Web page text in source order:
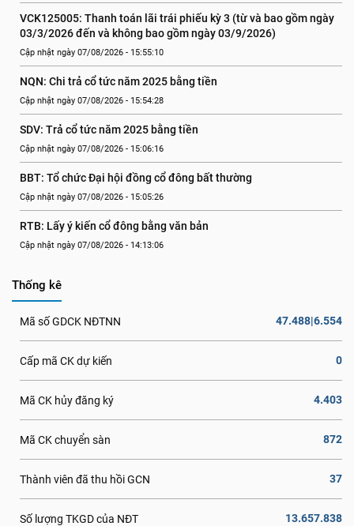
VCK125005: Thanh toán lãi trái phiếu kỳ 3 (từ và bao gồm ngày
03/3/2026 đến và không bao gồm ngày 03/9/2026)
Cập nhật ngày 07/08/2026 - 15:55:10
NQN: Chi trả cổ tức năm 2025 bằng tiền
Cập nhật ngày 07/08/2026 - 15:54:28
SDV: Trả cổ tức năm 2025 bằng tiền
Cập nhật ngày 07/08/2026 - 15:06:16
BBT: Tổ chức Đại hội đồng cổ đông bất thường
Cập nhật ngày 07/08/2026 - 15:05:26
RTB: Lấy ý kiến cổ đông bằng văn bản
Cập nhật ngày 07/08/2026 - 14:13:06
Thống kê
Mã số GDCK NĐTNN 47.488|6.554
Cấp mã CK dự kiến 0
Mã CK hủy đăng ký 4.403
Mã CK chuyển sàn 872
Thành viên đã thu hồi GCN 37
Số lượng TKGD của NĐT 13.657.838